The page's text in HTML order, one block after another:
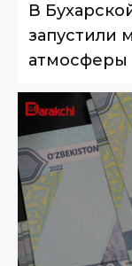
В
запустили
атмосферы